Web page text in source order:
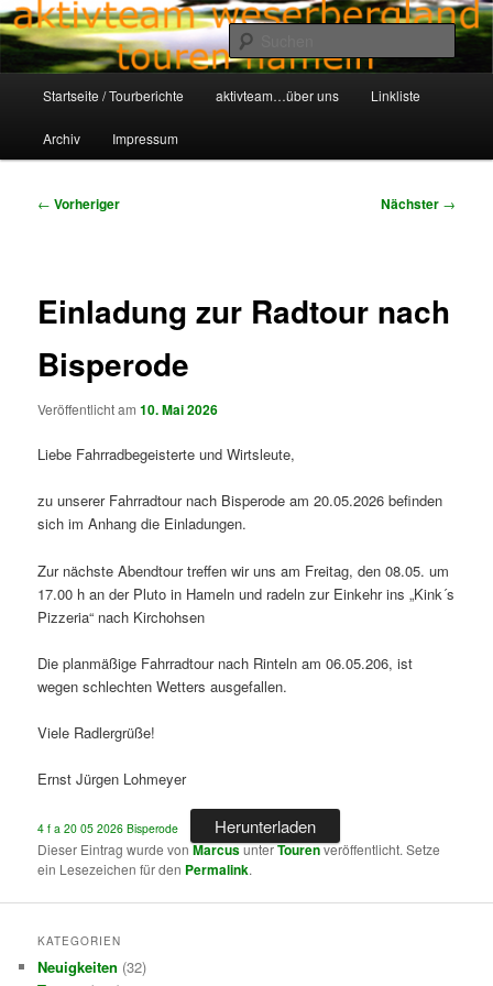
Zum
primären
Inhalt
springenawt-hameln.de
Aktivteam-Weserbergland-Touren-Hameln
Startseite / Tourberichte aktivteam…über uns Linkliste
Archiv Impressum
Beitragsnavigation
← Vorheriger Nächster →
Einladung zur Radtour nach
Bisperode
Veröffentlicht am10. Mai 2026
Liebe Fahrradbegeisterte und Wirtsleute,
zu unserer Fahrradtour nach Bisperode am 20.05.2026 befinden
sich im Anhang die Einladungen.
Zur nächste Abendtour treffen wir uns am Freitag, den 08.05. um
17.00 h an der Pluto in Hameln und radeln zur Einkehr ins „Kink´s
Pizzeria“ nach Kirchohsen
Die planmäßige Fahrradtour nach Rinteln am 06.05.206, ist
wegen schlechten Wetters ausgefallen.
Viele Radlergrüße!
Ernst Jürgen Lohmeyer
4 f a 20 05 2026 Bisperode Herunterladen
Dieser Eintrag wurde vonMarcusunterTourenveröffentlicht. Setze
ein Lesezeichen für den Permalink.
KATEGORIEN
Neuigkeiten (32)